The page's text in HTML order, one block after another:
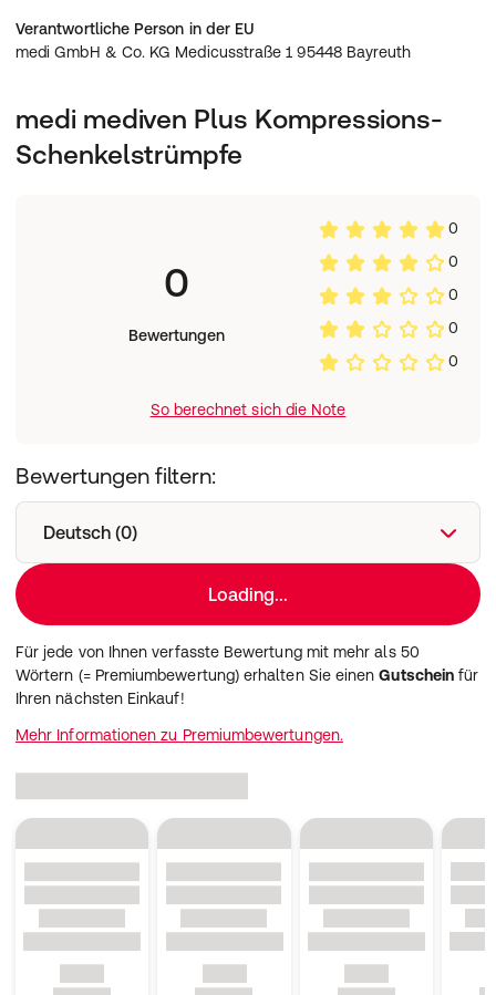
Verantwortliche Person in der EU
medi GmbH & Co. KG Medicusstraße 1 95448 Bayreuth
medi mediven Plus Kompressions-
Schenkelstrümpfe
0
Bewertungen
0
0
0
0
0
So berechnet sich die Note
Bewertungen filtern:
Deutsch (0)
Loading...
Für jede von Ihnen verfasste Bewertung mit mehr als 50
Wörtern (= Premiumbewertung) erhalten Sie einenGutschein für
Ihren nächsten Einkauf!
Mehr Informationen zu Premiumbewertungen.